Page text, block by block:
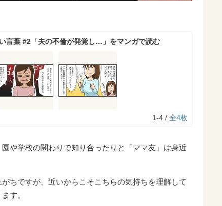
言葉 #2「夫の不倫が発覚し…」をマンガで読む
1-4 / 全4枚
や学校の関わりで知り合ったりと「ママ友」は身近
ちですが、近いからこそこちらの気持ちを理解して
す。